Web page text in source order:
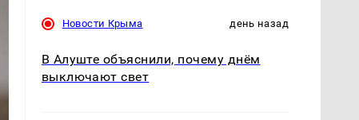
Новости Крыма день назад
В Алуште объяснили, почему днём
выключают свет